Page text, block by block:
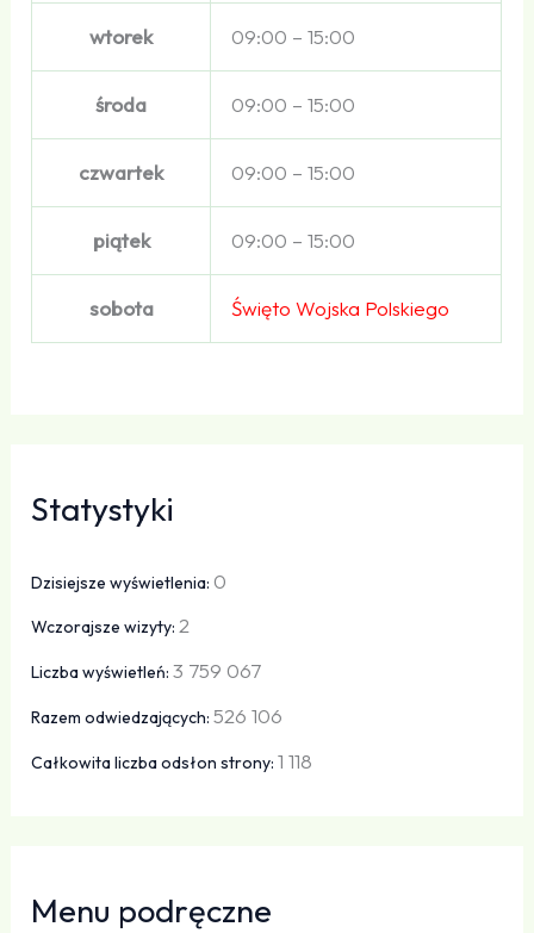
wtorek 09:00 – 15:00
środa 09:00 – 15:00
czwartek 09:00 – 15:00
piątek 09:00 – 15:00
sobota Święto Wojska Polskiego
Statystyki
Dzisiejsze wyświetlenia: 0
Wczorajsze wizyty:2
Liczba wyświetleń:3 759 067
Razem odwiedzających:526 106
Całkowita liczba odsłon strony:1 118
Menu podręczne